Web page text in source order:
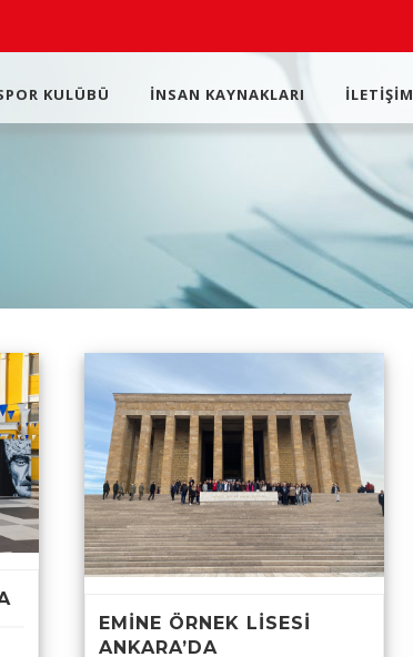
KULÜBÜ İNSAN KAYNAKLARI İLETİŞİM
EMİNE ÖRNEK LİSESİ
ANKARA’DA